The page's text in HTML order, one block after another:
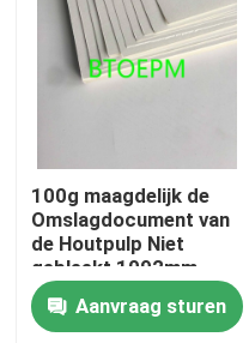
Kraftpapier-
Het Document van de
Het Document van de
Waterdichte
Tijdelijke
100g maagdelijk de
Omslagdocument van
de Houtpulp Niet
gebleekt 1092mm
Gezond Sandwich
Aanvraag sturen